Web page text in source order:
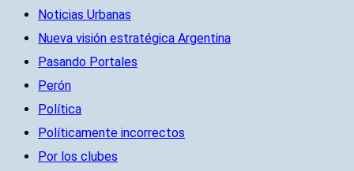
Noticias Urbanas
Nueva visión estratégica Argentina
Pasando Portales
Perón
Política
Políticamente incorrectos
Por los clubes